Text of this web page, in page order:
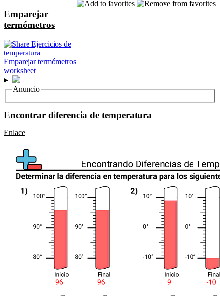
Emparejar
termómetros
Anuncio
Encontrar diferencia de temperatura
Enlace